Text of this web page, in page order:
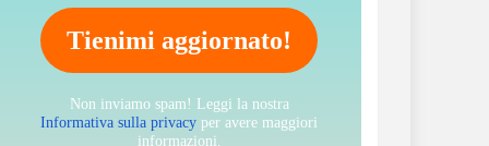
Non inviamo spam! Leggi la nostra
Informativa sulla privacy per avere maggiori
informazioni.